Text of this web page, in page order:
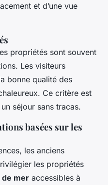
et d’une vue
propriétés sont souvent
Les visiteurs
bonne qualité des
Ce critère est
séjour sans tracas.
basées sur les
les anciens
les propriétés
mer accessibles à